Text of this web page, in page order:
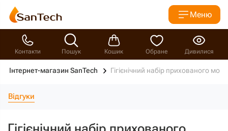
Меню
Контакти Пошук Кошик Обране Дивилися
Інтернет-магазин SanTech Гігієнічний набір прихованого
Відгуки